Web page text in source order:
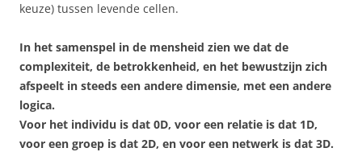
keuze) tussen levende cellen.
In het samenspel in de mensheid zien we dat de
complexiteit, de betrokkenheid, en het bewustzijn zich
afspeelt in steeds een andere dimensie, met een andere
logica.
Voor het individu is dat 0D, voor een relatie is dat 1D,
voor een groep is dat 2D, en voor een netwerk is dat 3D.